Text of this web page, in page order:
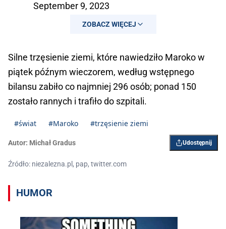
September 9, 2023
ZOBACZ WIĘCEJ
Silne trzęsienie ziemi, które nawiedziło Maroko w
piątek późnym wieczorem, według wstępnego
bilansu zabiło co najmniej 296 osób; ponad 150
zostało rannych i trafiło do szpitali.
#świat #Maroko #trzęsienie ziemi
Autor: Michał Gradus Udostępnij
Źródło: niezalezna.pl, pap, twitter.com
HUMOR